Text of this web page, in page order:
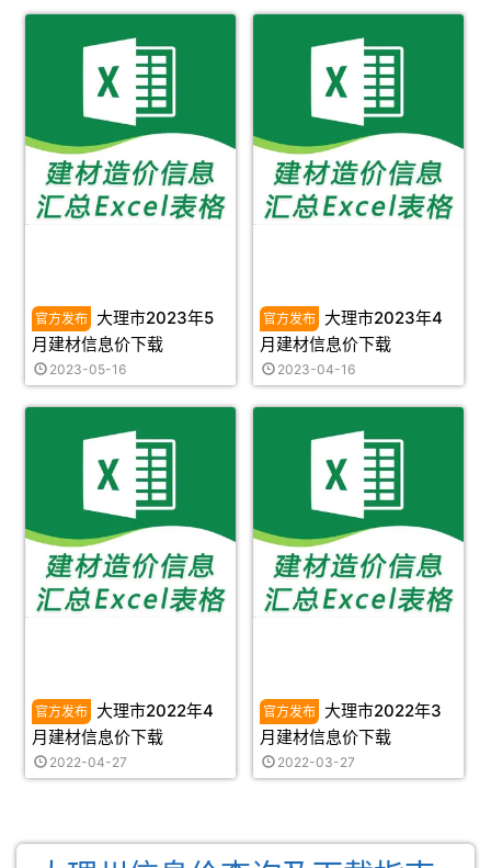
大理市2023年5
月建材信息价下载
2023-05-16
大理市2023年4
月建材信息价下载
2023-04-16
大理市2022年4
月建材信息价下载
2022-04-27
大理市2022年3
月建材信息价下载
2022-03-27